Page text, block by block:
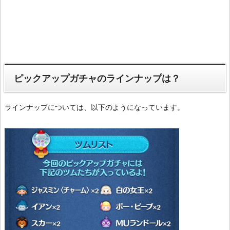
ピックアップガチャのラインナップは？
ラインナップについては、以下のようになっています。